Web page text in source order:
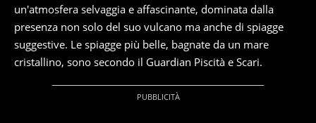
un'atmosfera selvaggia e affascinante, dominata dalla
presenza non solo del suo vulcano ma anche di spiagge
suggestive. Le spiagge più belle, bagnate da un mare
cristallino, sono secondo il Guardian Piscità e Scari.